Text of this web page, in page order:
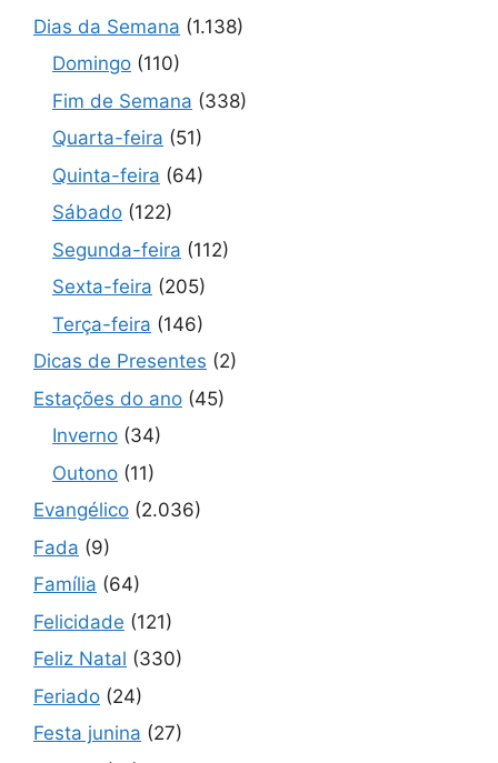
Dias da Semana (1.138)
Domingo (110)
Fim de Semana (338)
Quarta-feira (51)
Quinta-feira (64)
Sábado (122)
Segunda-feira (112)
Sexta-feira (205)
Terça-feira (146)
Dicas de Presentes (2)
Estações do ano (45)
Inverno (34)
Outono (11)
Evangélico (2.036)
Fada (9)
Família (64)
Felicidade (121)
Feliz Natal (330)
Feriado (24)
Festa junina (27)